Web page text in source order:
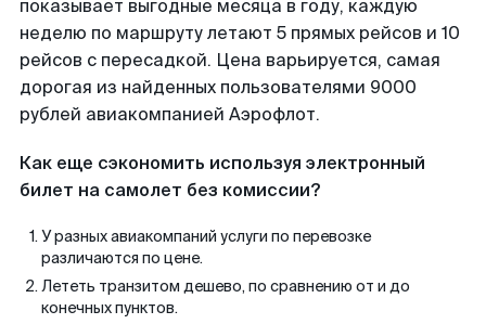
показывает выгодные месяца в году, каждую
неделю по маршруту летают 5 прямых рейсов и 10
рейсов с пересадкой. Цена варьируется, самая
дорогая из найденных пользователями 9000
рублей авиакомпанией Аэрофлот.
Как еще сэкономить используя электронный
билет на самолет без комиссии?
У разных авиакомпаний услуги по перевозке
различаются по цене.
Лететь транзитом дешево, по сравнению от и до
конечных пунктов.